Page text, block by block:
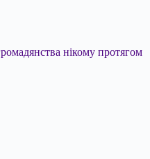
нікому протягом